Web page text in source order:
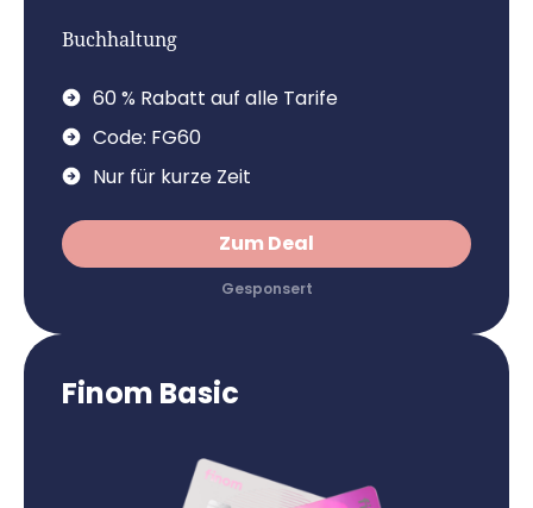
Buchhaltung
60 % Rabatt auf alle Tarife
Code: FG60
Nur für kurze Zeit
Zum Deal
Finom Basic